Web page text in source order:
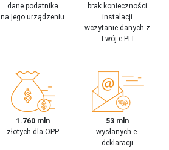
dane podatnika
na jego urządzeniu
brak konieczności
instalacji
wczytanie danych z
Twój e-PIT
1.760 mln
złotych dla OPP
53 mln
wysłanych e-
deklaracji